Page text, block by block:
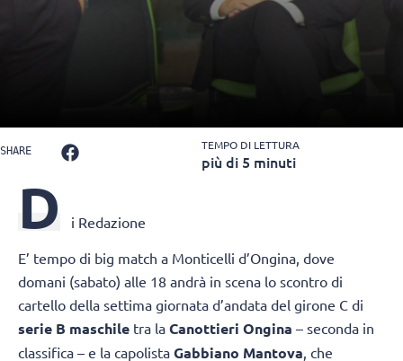
SHARE TEMPO DI LETTURA
più di 5 minuti
D i Redazione
E’ tempo di big match a Monticelli d’Ongina, dove
domani (sabato) alle 18 andrà in scena lo scontro di
cartello della settima giornata d’andata del girone C di
serie B maschile tra la Canottieri Ongina – seconda in
classifica – e la capolista Gabbiano Mantova, che